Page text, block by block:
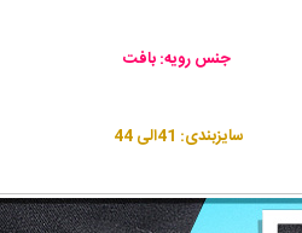
جنس رویه: بافت
سایزبندی: 41الی 44